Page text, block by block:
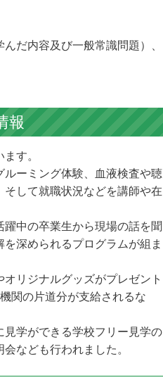
だ内容及び一般常識問題）、
報
す。
ーミング体験、血液検査や聴
して就職状況などを講師や在
中の卒業生から現場の話を聞
深められるプログラムが組ま
リジナルグッズがプレゼント
関の片道分が支給されるな
見学ができる学校フリー見学の
なども行われました。